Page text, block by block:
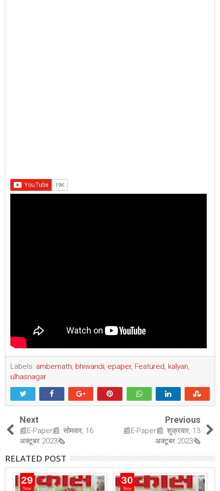
Labels: ambernath, bhiwandi, epaper, Featured, kalyan,
ulhasnagar
Next
📰E-Paper📰: सोमवार, 16
अक्टूबर 2023🗞
Previous
📰E-Paper📰: शुक्रवार, 13
अक्टूबर 2023🗞
RELATED POST
29
Nov
30
Nov